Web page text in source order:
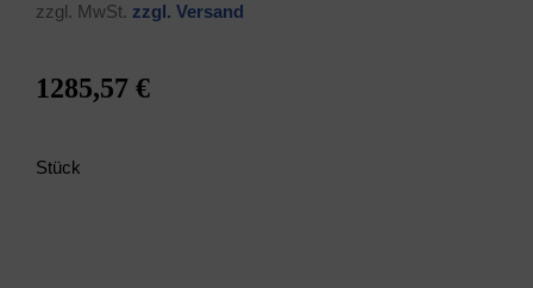
zzgl. MwSt. zzgl. Ver­sand
1285,57 €
Stück